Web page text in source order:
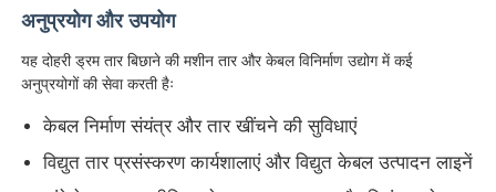
उत्पाद
हमारे बारे में
अनुप्रयोग और उपयोग
यह दोहरी ड्रम तार बिछाने की मशीन तार और केबल विनिर्माण उद्योग में कई
अनुप्रयोगों की सेवा करती हैः
केबल निर्माण संयंत्र और तार खींचने की सुविधाएं
विद्युत तार प्रसंस्करण कार्यशालाएं और विद्युत केबल उत्पादन लाइनें